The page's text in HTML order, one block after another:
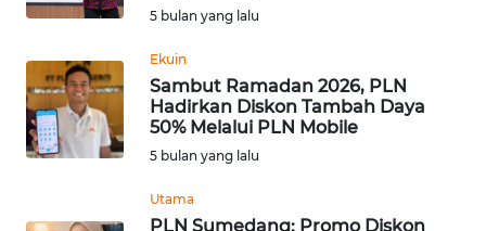
5 bulan yang lalu
Ekuin
Sambut Ramadan 2026, PLN
Hadirkan Diskon Tambah Daya
50% Melalui PLN Mobile
5 bulan yang lalu
Utama
PLN Sumedang: Promo Diskon
WN
WN
SUMBAR